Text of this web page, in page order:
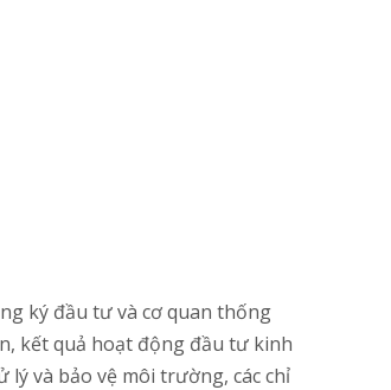
ký đầu tư và cơ quan thống
kết quả hoạt động đầu tư kinh
và bảo vệ môi trường, các chỉ